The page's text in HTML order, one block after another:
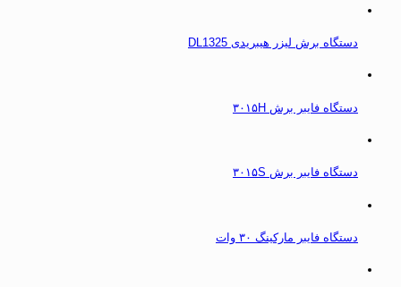
دستگاه برش لیزر هیبریدی DL1325
دستگاه فایبر برش ۳۰۱۵H
دستگاه فایبر برش ۳۰۱۵S
دستگاه فایبر مارکینگ ۳۰ وات